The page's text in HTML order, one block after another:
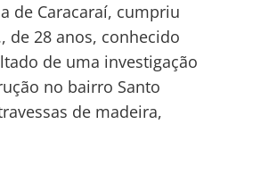
de Caracaraí, cumpriu
de 28 anos, conhecido
de uma investigação
no bairro Santo
de madeira,